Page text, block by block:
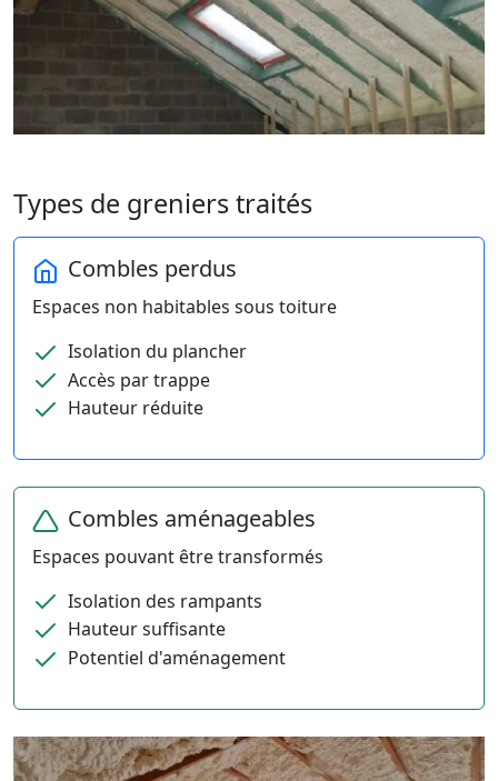
Types de greniers traités
Combles perdus
Espaces non habitables sous toiture
Isolation du plancher
Accès par trappe
Hauteur réduite
Combles aménageables
Espaces pouvant être transformés
Isolation des rampants
Hauteur suffisante
Potentiel d'aménagement